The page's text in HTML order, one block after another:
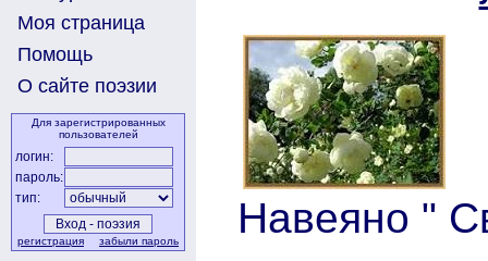
Моя страница
Помощь
О сайте поэзии
Для зарегистрированных
пользователей
логин:
пароль:
тип:
регистрация забыли пароль Навеяно "